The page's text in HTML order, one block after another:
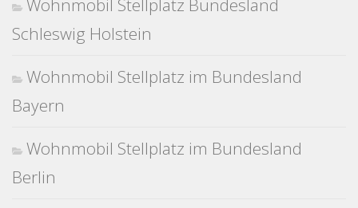
Wohnmobil Stellplatz Bundesland
Schleswig Holstein
Wohnmobil Stellplatz im Bundesland
Bayern
Wohnmobil Stellplatz im Bundesland
Berlin